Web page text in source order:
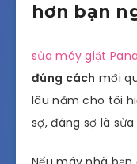
hơn bạn
sửa máy giặt
đúng cách mới
lâu năm cho tôi
sợ, đáng sợ là